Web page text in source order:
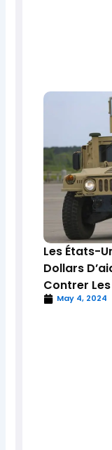
Les États-
Dollars
Contrer
May 4, 2024